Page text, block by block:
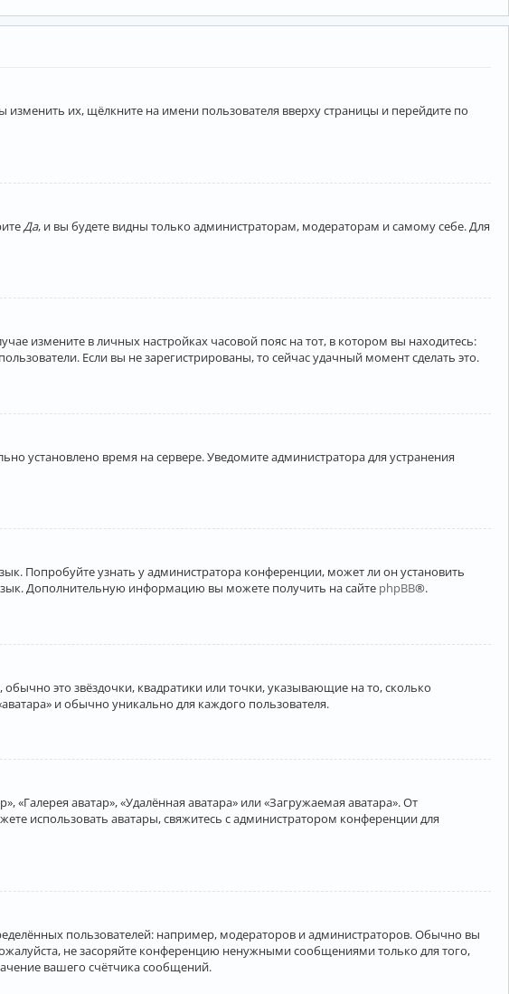
их, щёлкните на имени пользователя вверху страницы и перейдите по
Да, и вы будете видны только администраторам, модераторам и самому себе. Для
измените в личных настройках часовой пояс на тот, в котором вы находитесь:
Если вы не зарегистрированы, то сейчас удачный момент сделать это.
установлено время на сервере. Уведомите администратора для устранения
Попробуйте узнать у администратора конференции, может ли он установить
Дополнительную информацию вы можете получить на сайте phpBB®.
это звёздочки, квадратики или точки, указывающие на то, сколько
и обычно уникально для каждого пользователя.
аватар», «Удалённая аватара» или «Загружаемая аватара». От
использовать аватары, свяжитесь с администратором конференции для
пользователей: например, модераторов и администраторов. Обычно вы
не засоряйте конференцию ненужными сообщениями только для того,
вашего счётчика сообщений.